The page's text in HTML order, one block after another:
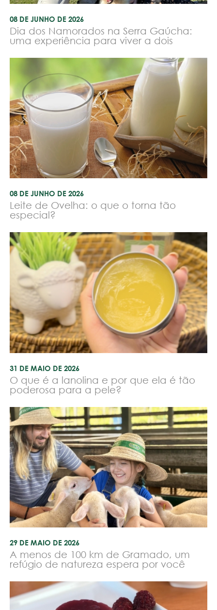
08 DE JUNHO DE 2026
Dia dos Namorados na Serra Gaúcha:
uma experiência para viver a dois
08 DE JUNHO DE 2026
Leite de Ovelha: o que o torna tão
especial?
31 DE MAIO DE 2026
O que é a lanolina e por que ela é tão
poderosa para a pele?
29 DE MAIO DE 2026
A menos de 100 km de Gramado, um
refúgio de natureza espera por você